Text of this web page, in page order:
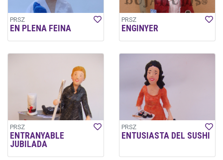
PRSZ
EN PLENA FEINA
PRSZ
ENGINYER
PRSZ
ENTRANYABLE
JUBILADA
PRSZ
ENTUSIASTA DEL SUSHI